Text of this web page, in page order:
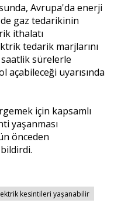
Avrupa'da enerji
gaz tedarikinin
ithalatı
tedarik marjlarını
sürelerle
uyarısında
için kapsamlı
yaşanması
önceden
kesintileri yaşanabilir